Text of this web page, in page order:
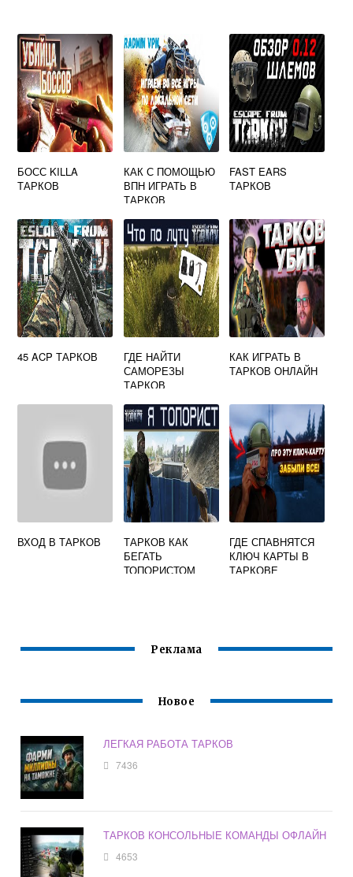
БОСС KILLA
ТАРКОВ
КАК С ПОМОЩЬЮ
ВПН ИГРАТЬ В
ТАРКОВ
FAST EARS
ТАРКОВ
45 ACP ТАРКОВ
ГДЕ НАЙТИ
САМОРЕЗЫ
ТАРКОВ
КАК ИГРАТЬ В
ТАРКОВ ОНЛАЙН
ВХОД В ТАРКОВ
ТАРКОВ КАК
БЕГАТЬ
ТОПОРИСТОМ
ГДЕ СПАВНЯТСЯ
КЛЮЧ КАРТЫ В
ТАРКОВЕ
Реклама
Новое
ЛЕГКАЯ РАБОТА ТАРКОВ
7436
ТАРКОВ КОНСОЛЬНЫЕ КОМАНДЫ ОФЛАЙН
4653